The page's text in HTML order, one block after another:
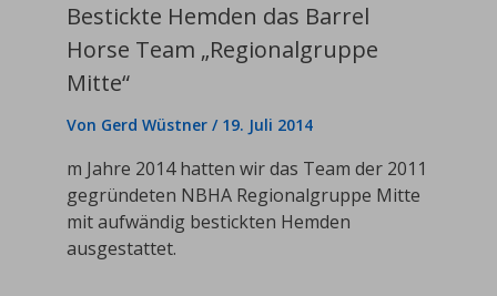
Bestickte Hemden das Barrel
Horse Team „Regionalgruppe
Mitte“
Von Gerd Wüstner / 19. Juli 2014
m Jahre 2014 hatten wir das Team der 2011
gegründeten NBHA Regionalgruppe Mitte
mit aufwändig bestickten Hemden
ausgestattet.